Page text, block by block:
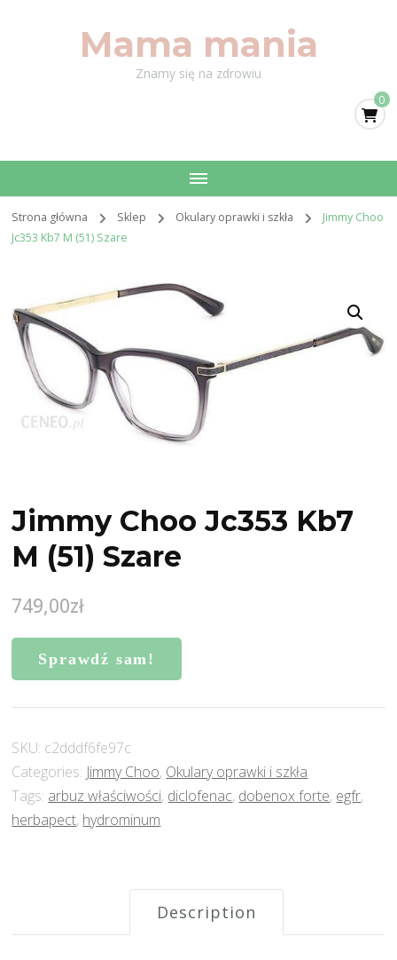
Mama mania
Znamy się na zdrowiu
0
Strona główna Sklep Okulary oprawki i szkła
Jimmy Choo
Jc353 Kb7 M (51) Szare
Jimmy Choo Jc353 Kb7
M (51) Szare
749,00zł
Sprawdź sam!
SKU: c2dddf6fe97c
Categories: Jimmy Choo, Okulary oprawki i szkła
Tags: arbuz właściwości, diclofenac, dobenox forte, egfr,
herbapect, hydrominum
Description